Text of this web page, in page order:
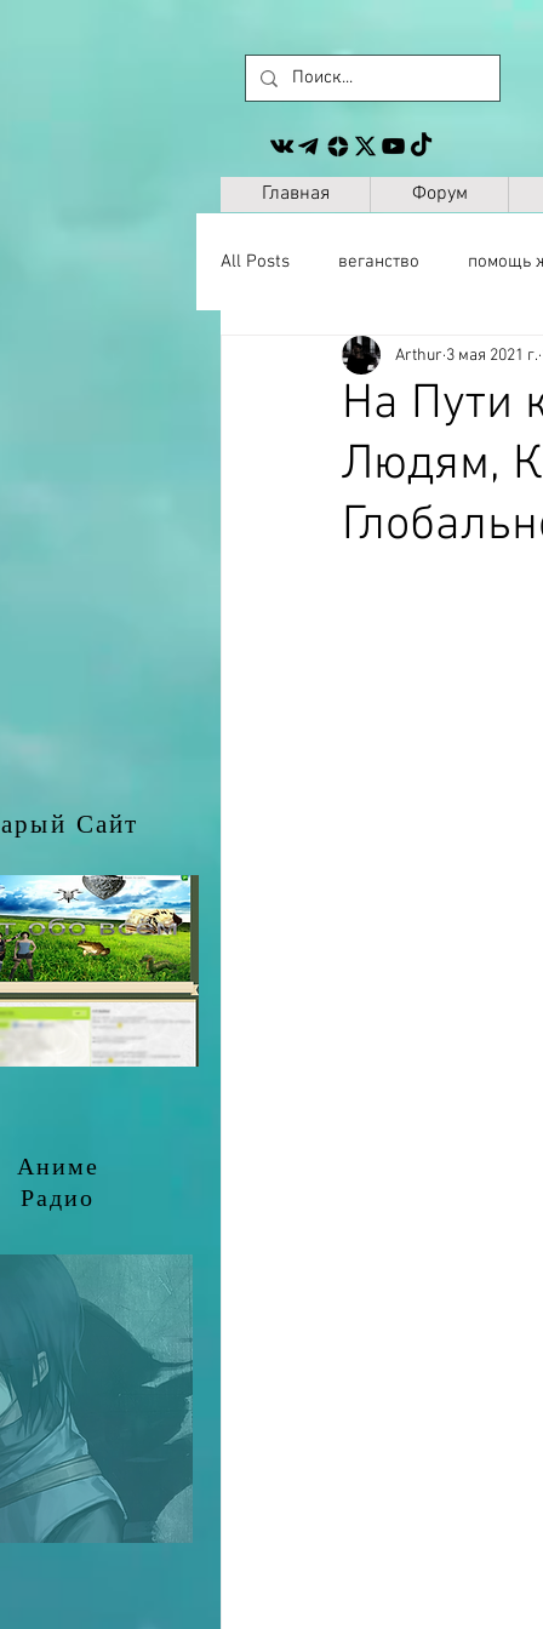
Главная Форум
All Posts веганство помощь
животные сайт другое
антропология
На Пути
Людям,
Arthur 3 мая 2021 г.
Сайт
Аниме
Радио